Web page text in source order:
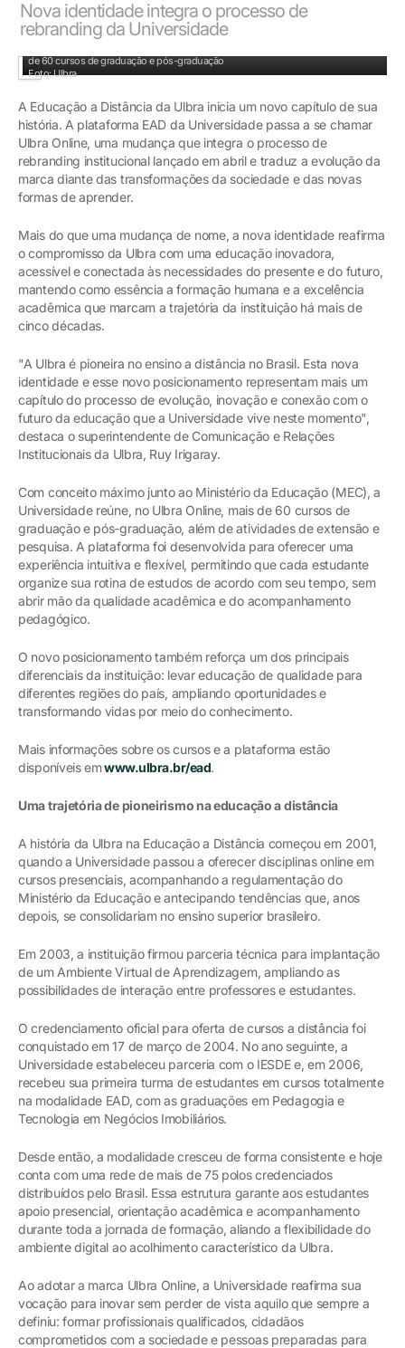
Nova identidade integra o processo de
rebranding da Universidade
de 60 cursos de graduação e pós-graduação
Foto: Ulbra
A Educação a Distância da Ulbra inicia um novo capítulo de sua
história. A plataforma EAD da Universidade passa a se chamar
Ulbra Online, uma mudança que integra o processo de
rebranding institucional lançado em abril e traduz a evolução da
marca diante das transformações da sociedade e das novas
formas de aprender.
Mais do que uma mudança de nome, a nova identidade reafirma
o compromisso da Ulbra com uma educação inovadora,
acessível e conectada às necessidades do presente e do futuro,
mantendo como essência a formação humana e a excelência
acadêmica que marcam a trajetória da instituição há mais de
cinco décadas.
"A Ulbra é pioneira no ensino a distância no Brasil. Esta nova
identidade e esse novo posicionamento representam mais um
capítulo do processo de evolução, inovação e conexão com o
futuro da educação que a Universidade vive neste momento",
destaca o superintendente de Comunicação e Relações
Institucionais da Ulbra, Ruy Irigaray.
Com conceito máximo junto ao Ministério da Educação (MEC), a
Universidade reúne, no Ulbra Online, mais de 60 cursos de
graduação e pós-graduação, além de atividades de extensão e
pesquisa. A plataforma foi desenvolvida para oferecer uma
experiência intuitiva e flexível, permitindo que cada estudante
organize sua rotina de estudos de acordo com seu tempo, sem
abrir mão da qualidade acadêmica e do acompanhamento
pedagógico.
O novo posicionamento também reforça um dos principais
diferenciais da instituição: levar educação de qualidade para
diferentes regiões do país, ampliando oportunidades e
transformando vidas por meio do conhecimento.
Mais informações sobre os cursos e a plataforma estão
disponíveis emwww.ulbra.br/ead.
Uma trajetória de pioneirismo na educação a distância
A história da Ulbra na Educação a Distância começou em 2001,
quando a Universidade passou a oferecer disciplinas online em
cursos presenciais, acompanhando a regulamentação do
Ministério da Educação e antecipando tendências que, anos
depois, se consolidariam no ensino superior brasileiro.
Em 2003, a instituição firmou parceria técnica para implantação
de um Ambiente Virtual de Aprendizagem, ampliando as
possibilidades de interação entre professores e estudantes.
O credenciamento oficial para oferta de cursos a distância foi
conquistado em 17 de março de 2004. No ano seguinte, a
Universidade estabeleceu parceria com o IESDE e, em 2006,
recebeu sua primeira turma de estudantes em cursos totalmente
na modalidade EAD, com as graduações em Pedagogia e
Tecnologia em Negócios Imobiliários.
Desde então, a modalidade cresceu de forma consistente e hoje
conta com uma rede de mais de 75 polos credenciados
distribuídos pelo Brasil. Essa estrutura garante aos estudantes
apoio presencial, orientação acadêmica e acompanhamento
durante toda a jornada de formação, aliando a flexibilidade do
ambiente digital ao acolhimento característico da Ulbra.
Ao adotar a marca Ulbra Online, a Universidade reafirma sua
vocação para inovar sem perder de vista aquilo que sempre a
definiu: formar profissionais qualificados, cidadãos
comprometidos com a sociedade e pessoas preparadas para